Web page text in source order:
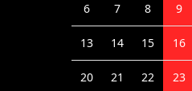
6 7 8 9
13 14 15 16
20 21 22 23